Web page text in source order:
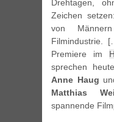
Drehtagen,
Zeichen
von
Filmindustrie.
Premiere im
sprechen
Anne Haug
Matthias
spannende